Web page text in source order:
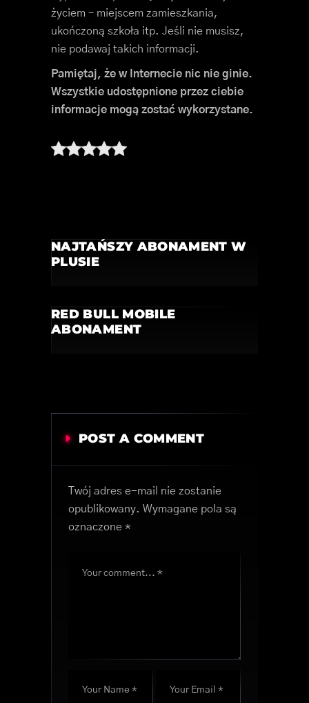
życiem – miejscem zamieszkania,
ukończoną szkoła itp. Jeśli nie musisz,
nie podawaj takich informacji.
Pamiętaj, że w Internecie nic nie ginie.
Wszystkie udostępnione przez ciebie
informacje mogą zostać wykorzystane.
NAJTAŃSZY ABONAMENT W
PLUSIE
RED BULL MOBILE
ABONAMENT
POST A COMMENT
Twój adres e-mail nie zostanie
opublikowany. Wymagane pola są
oznaczone *